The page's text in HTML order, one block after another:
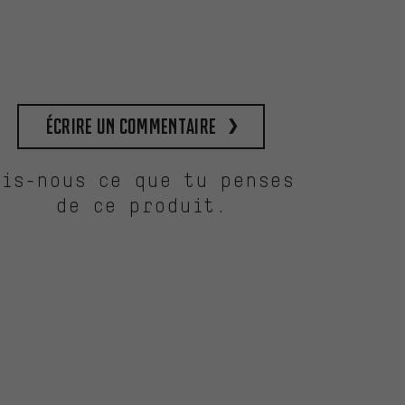
Écrire un commentaire
nous ce que tu penses
de ce produit.